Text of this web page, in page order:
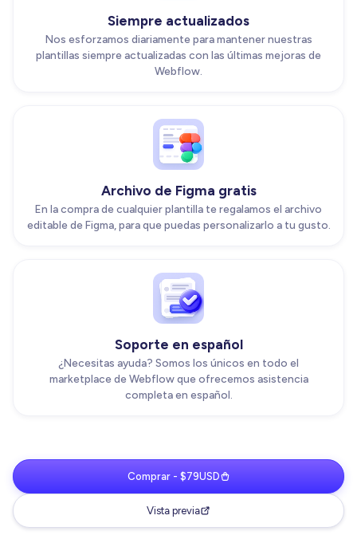
Siempre actualizados
Nos esforzamos diariamente para mantener nuestras
plantillas siempre actualizadas con las últimas mejoras de
Webflow.
Archivo de Figma gratis
En la compra de cualquier plantilla te regalamos el archivo
editable de Figma, para que puedas personalizarlo a tu gusto.
Soporte en español
¿Necesitas ayuda? Somos los únicos en todo el
marketplace de Webflow que ofrecemos asistencia
completa en español.
Comprar - $79USD
Vista previa